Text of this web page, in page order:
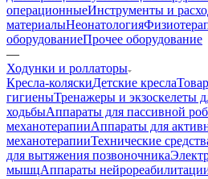
операционныеИнструменты и
материалыНеонатология
оборудованиеПрочее оборудование
—
Ходунки и роллаторы
Кресла-коляскиДетские кресла
гигиеныТренажеры и экзоскелеты
ходьбыАппараты для пассивной
механотерапииАппараты для
механотерапииТехнические
для вытяжения позвоночника
мышцАппараты